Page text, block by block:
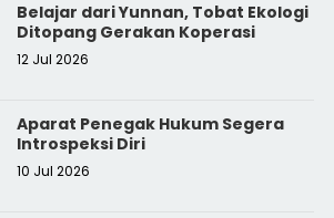
Belajar dari Yunnan, Tobat Ekologi
Ditopang Gerakan Koperasi
12 Jul 2026
Aparat Penegak Hukum Segera
Introspeksi Diri
10 Jul 2026